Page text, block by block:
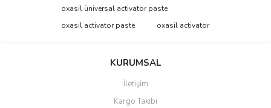
Yorum Yaz
Ürün resmi kalitesiz, bozuk veya görüntülenemiyor.
Bu ürüne benzer farklı alternatifler olmalı.
oxasil üniversal activator paste
oxasil activator paste
oxasil activator
KURUMSAL
İletişim
Kargo Takibi